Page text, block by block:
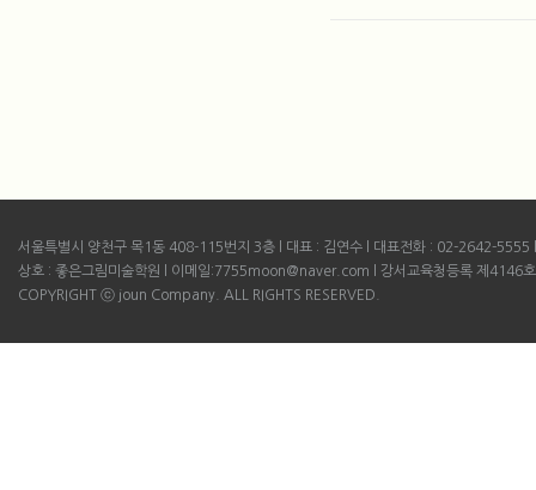
서울특별시 양천구 목1동 408-115번지 3층 l 대표 : 김연수 l 대표전화 : 02-2642-
상호 : 좋은그림미술학원 l 이메일:7755moon@naver.com l 강서교육청등록 제4146호
COPYRIGHT ⓒ joun Company. ALL RIGHTS RESERVED.